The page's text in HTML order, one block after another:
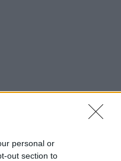
personal or
out section to